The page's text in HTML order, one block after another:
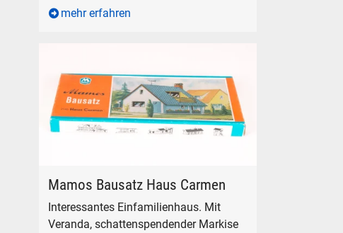
mehr erfahren
Mamos Bausatz Haus Carmen
Interessantes Einfamilienhaus. Mit
Veranda, schattenspendender Markise